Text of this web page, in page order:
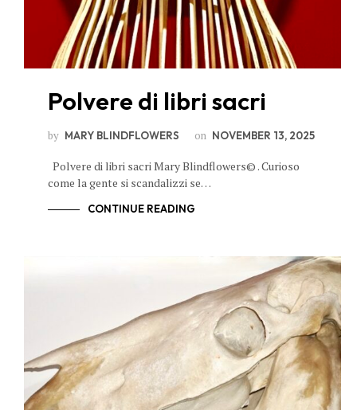
Polvere di libri sacri
by MARY BLINDFLOWERS on NOVEMBER 13, 2025
Polvere di libri sacri Mary Blindflowers© . Curioso
come la gente si scandalizzi se…
CONTINUE READING